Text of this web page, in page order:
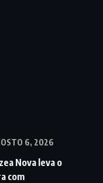
6, 2026
Nova leva o
com